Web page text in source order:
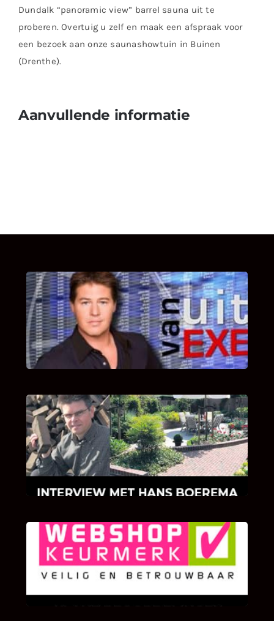
Dundalk “panoramic view” barrel sauna uit te
proberen. Overtuig u zelf en maak een afspraak voor
een bezoek aan onze saunashowtuin in Buinen
(Drenthe).
Aanvullende informatie
UITSTEL VAN EXECUTIE
Bekijk hier de fragmenten van de deelname
van Bricks and Stones aan dit programma.
INTERVIEW MET HANS BOEREMA
Hoe Bricks and Stones ontstaan is en wat
Hans Boerema motiveert in de wereld van
klinkers en tegels!
KLANT BEOORDELINGEN
We zijn er zeer op gesteld om te weten wat u
als klant van ons en onze diensten vindt.